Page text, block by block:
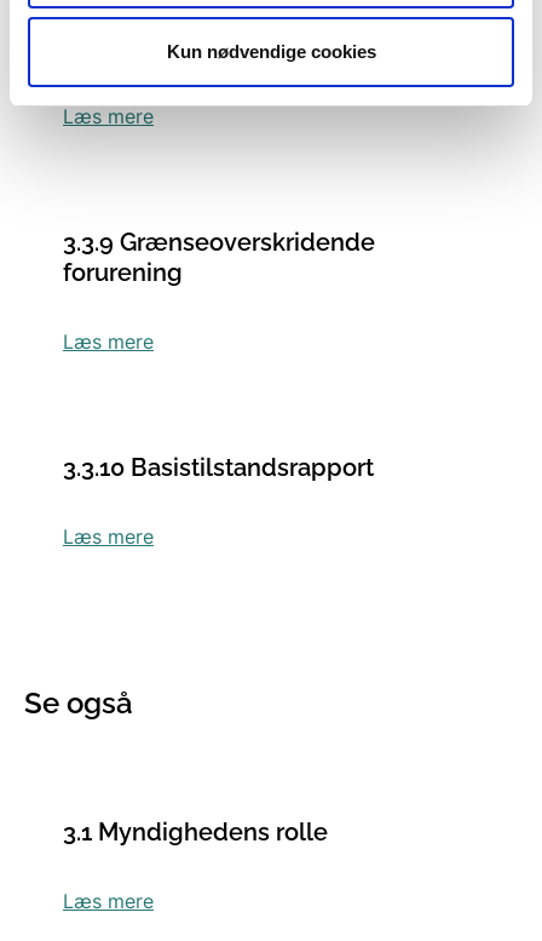
Kun nødvendige cookies
3.3.8 Behov for andre tilladelser
eller dispensationer?
Læs mere
3.3.9 Grænseoverskridende
forurening
Læs mere
3.3.10 Basistilstandsrapport
Læs mere
Se også
3.1 Myndighedens rolle
Læs mere